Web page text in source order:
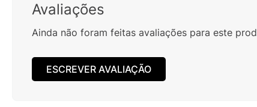
Avaliações
Ainda não foram feitas avaliações para este
ESCREVER AVALIAÇÃO